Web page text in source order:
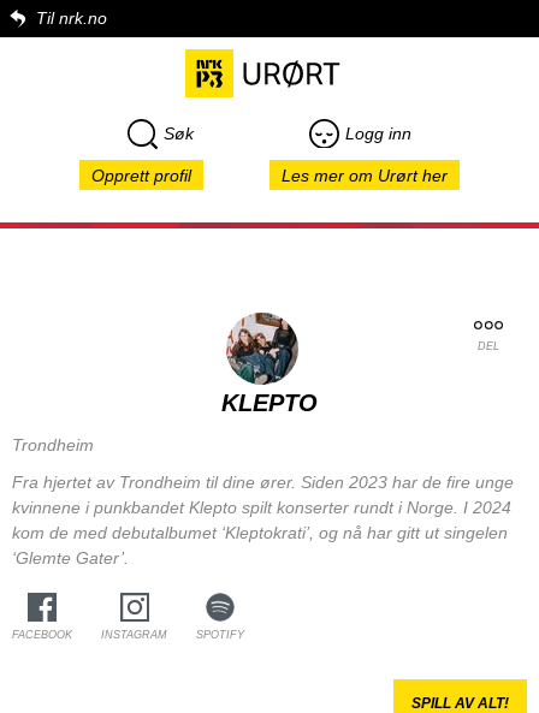
Til nrk.no
Søk Logg inn
Opprett profil Les mer om Urørt her
DEL
KLEPTO
Trondheim
Fra hjertet av Trondheim til dine ører. Siden 2023 har de fire unge
kvinnene i punkbandet Klepto spilt konserter rundt i Norge. I 2024
kom de med debutalbumet ‘Kleptokrati’, og nå har gitt ut singelen
‘Glemte Gater’.
FACEBOOK INSTAGRAM SPOTIFY
SPILL AV ALT!